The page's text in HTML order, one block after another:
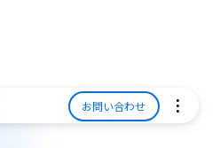
お問い合わせ